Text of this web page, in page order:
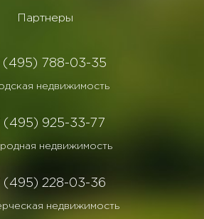
Партнеры
(495) 788-03-35
недвижимость
(495) 925-33-77
недвижимость
(495) 228-03-36
недвижимость